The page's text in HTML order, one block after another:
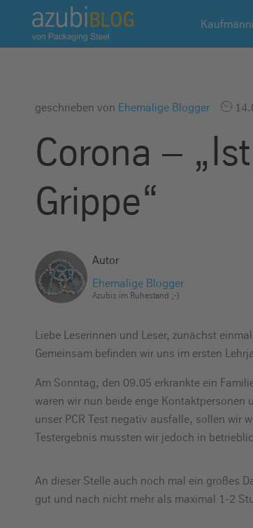
A
z
u
b
s
n
geschrieben von Ehemalige Blogger
Corona –
Grippe“
Autor
Ehemalige Blogger
Azubis im Ruhestand ;-)
Liebe Leserinnen und Leser, zunächst
Gemeinsam befinden wir uns im ersten
Am Sonntag, den 09.05 erkrankte ein
waren wir nun beide enge
unser PCR Test negativ ausfalle, sollen wir
Testergebnis mussten wir jedoch in
An dieser Stelle auch noch mal ein großes
gut und nach nicht mehr als maximal 1-2